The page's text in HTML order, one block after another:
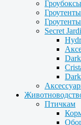
Гроубоксы
Secret
Птичкам